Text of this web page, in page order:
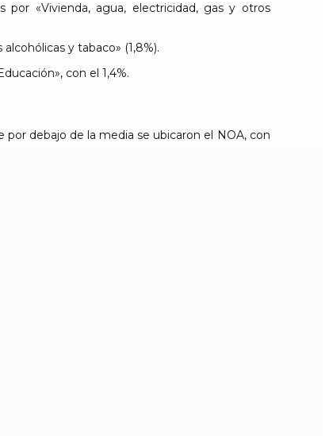
por «Vivienda, agua, electricidad, gas y otros
y tabaco» (1,8%).
con el 1,4%.
por debajo de la media se ubicaron el NOA, con